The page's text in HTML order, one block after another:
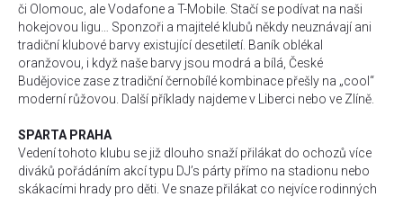
či Olomouc, ale Vodafone a T-Mobile. Stačí se podívat na naši
hokejovou ligu… Sponzoři a majitelé klubů někdy neuznávají ani
tradiční klubové barvy existující desetiletí. Baník oblékal
oranžovou, i když naše barvy jsou modrá a bílá, České
Budějovice zase z tradiční černobílé kombinace přešly na „cool“
moderní růžovou. Další příklady najdeme v Liberci nebo ve Zlíně.
SPARTA PRAHA
Vedení tohoto klubu se již dlouho snaží přilákat do ochozů více
diváků pořádáním akcí typu DJ’s párty přímo na stadionu nebo
skákacími hrady pro děti. Ve snaze přilákat co nejvíce rodinných